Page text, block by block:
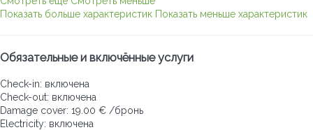
Показать больше характеристик Показать меньше характеристик
Обязательные и включённые услуги
Check-in: включена
Check-out: включена
Damage cover: 19.00 € /бронь
Electricity: включена